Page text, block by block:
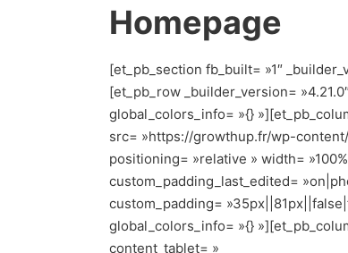
Homepage
[et_pb_section fb_built= »1″
[et_pb_row _builder_version=
global_colors_info= »{}
src= »https://growthup.fr/wp-
positioning= »relative » width=
custom_padding_last_edited=
custom_padding=
global_colors_info= »{}
content_tablet= »